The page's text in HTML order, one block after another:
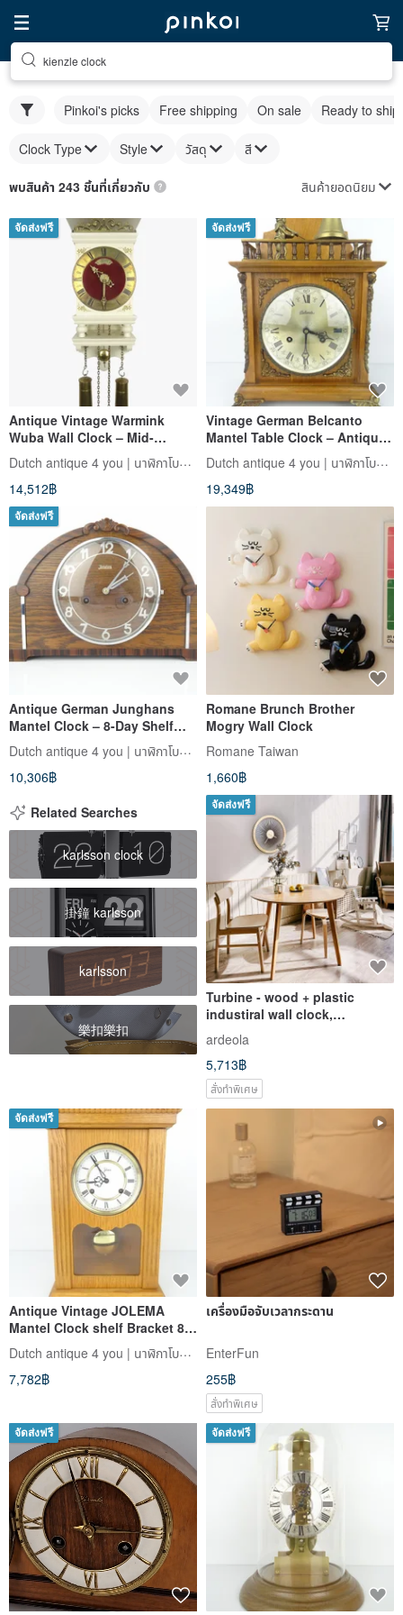
kienzle clock
Pinkoi's picks Free shipping On sale Ready to ship
Clock Type Style วัสดุ สี
พบสินค้า 243 ชิ้นที่เกี่ยวกับ สินค้ายอดนิยม
จัดส่งฟรี
Antique Vintage Warmink
Wuba Wall Clock – Mid-
Century Large Wooden ClockDutch antique 4 you | นาฬิกาโบราณยุโรป
14,512฿
จัดส่งฟรี
Vintage German Belcanto
Mantel Table Clock – Antique
Mid-Century Minimalist
Dutch antique 4 you | นาฬิกาโบราณยุโรป
19,349฿
จัดส่งฟรี
Antique German Junghans
Mantel Clock – 8-Day Shelf
Bracket, 1950s
Dutch antique 4 you | นาฬิกาโบราณยุโรป
10,306฿
Romane Brunch Brother
Mogry Wall Clock
Romane Taiwan
1,660฿
Related Searches
karlsson clock
掛鐘 karlsson
karlsson
樂扣樂扣
จัดส่งฟรี
Turbine - wood + plastic
industiral wall clock,
contemporary wall art
ardeola
5,713฿
สั่งทำพิเศษ
จัดส่งฟรี
Antique Vintage JOLEMA
Mantel Clock shelf Bracket 8
day (Junghans Hermle era) Dutch antique 4 you | นาฬิกาโบราณยุโรป
7,782฿
เครื่องมือจับเวลากระดาน
EnterFun
255฿
สั่งทำพิเศษ
จัดส่งฟรี จัดส่งฟรี